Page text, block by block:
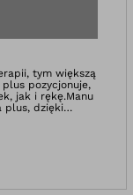
tym większą
plus pozycjonuje,
jak i rękę.Manu
plus, dzięki
prowadzący